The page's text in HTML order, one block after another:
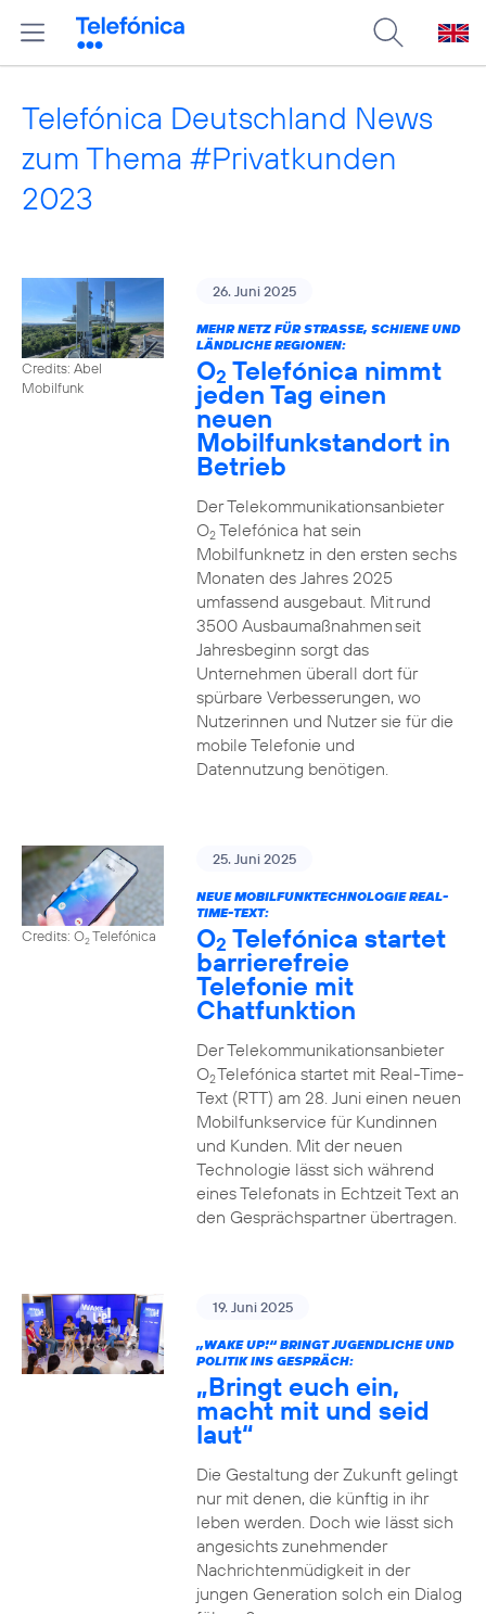
Telefónica Deutschland News
zum Thema #Privatkunden
2023
Credits: Abel
Mobilfunk
26. Juni 2025
MEHR NETZ FÜR STRASSE, SCHIENE UND L
ÄNDLICHE REGIONEN:
O2 Telefónica nimmt
jeden Tag einen
neuen
Mobilfunkstandort in
Betrieb
Der Telekommunikationsanbieter
O2Telefónica hat sein
Mobilfunknetz in den ersten sechs
Monaten des Jahres 2025
umfassend ausgebaut. Mit rund
3500 Ausbaumaßnahmen seit
Jahresbeginn sorgt das
Unternehmen überall dort für
spürbare Verbesserungen, wo
Nutzerinnen und Nutzer sie für die
mobile Telefonie und
Datennutzung benötigen.
Credits: O2Telefónica
25. Juni 2025
NEUE MOBILFUNKTECHNOLOGIE REAL-
TIME-TEXT:
O2 Telefónica startet
barrierefreie
Telefonie mit
Chatfunktion
Der Telekommunikationsanbieter
O2Telefónica startet mit Real-Time-
Text (RTT) am 28. Juni einen neuen
Mobilfunkservice für Kundinnen
und Kunden. Mit der neuen
Technologie lässt sich während
eines Telefonats in Echtzeit Text an
den Gesprächspartner übertragen.
19. Juni 2025
„WAKE UP!“ BRINGT JUGENDLICHE UND
POLITIK INS GESPRÄCH:
„Bringt euch ein,
macht mit und seid
laut“
Die Gestaltung der Zukunft gelingt
nur mit denen, die künftig in ihr
leben werden. Doch wie lässt sich
angesichts zunehmender
Nachrichtenmüdigkeit in der
jungen Generation solch ein Dialog